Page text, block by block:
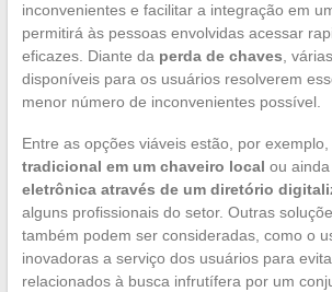
inconvenientes e facilitar a integração em
permitirá às pessoas envolvidas acessar
eficazes. Diante da perda de chaves,
disponíveis para os usuários resolverem
menor número de inconvenientes possível.
Entre as opções viáveis estão, por exemplo,
tradicional em um chaveiro local ou
eletrônica através de um diretório
alguns profissionais do setor. Outras
também podem ser consideradas, como o
inovadoras a serviço dos usuários para
relacionados à busca infrutífera por um